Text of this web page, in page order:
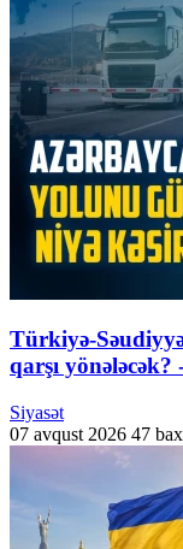
Türkiyə-
qarşı
Siyasət
07 avqust 2026 47